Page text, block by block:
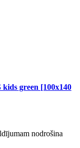
green [100x140
nodrošina